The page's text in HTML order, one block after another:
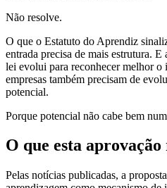
Não resolve.
O que o Estatuto do Aprendiz
entrada precisa de mais estrutura.
lei evolui para reconhecer melhor
empresas também precisam de
potencial.
Porque potencial não cabe bem
O que esta
Pelas notícias publicadas, a